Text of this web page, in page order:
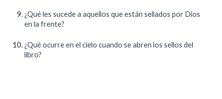
¿Qué les sucede a aquellos que están sellados por Dios
en la frente?
¿Qué ocurre en el cielo cuando se abren los sellos del
libro?